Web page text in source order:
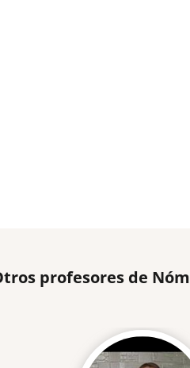
profesores de